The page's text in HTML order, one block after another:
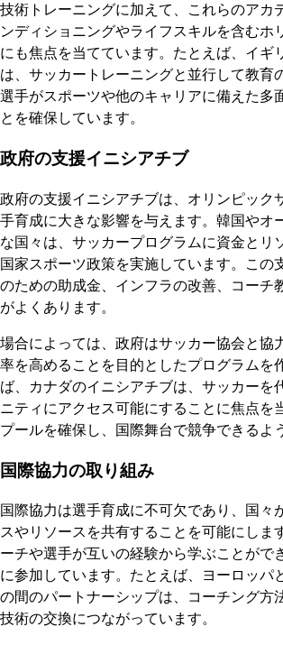
技術トレーニングに加えて、これらのアカ
ンディショニングやライフスキルを含むホ
にも焦点を当てています。たとえば、イギ
は、サッカートレーニングと並行して教育
選手がスポーツや他のキャリアに備えた多
とを確保しています。
政府の支援イニシアチブ
政府の支援イニシアチブは、オリンピック
手育成に大きな影響を与えます。韓国やオ
な国々は、サッカープログラムに資金とリ
国家スポーツ政策を実施しています。この
のための助成金、インフラの改善、コーチ
がよくあります。
場合によっては、政府はサッカー協会と協
率を高めることを目的としたプログラムを
ば、カナダのイニシアチブは、サッカーを
ニティにアクセス可能にすることに焦点を
プールを確保し、国際舞台で競争できるよ
国際協力の取り組み
国際協力は選手育成に不可欠であり、国々
スやリソースを共有することを可能にしま
ーチや選手が互いの経験から学ぶことがで
に参加しています。たとえば、ヨーロッパ
の間のパートナーシップは、コーチング方
技術の交換につながっています。